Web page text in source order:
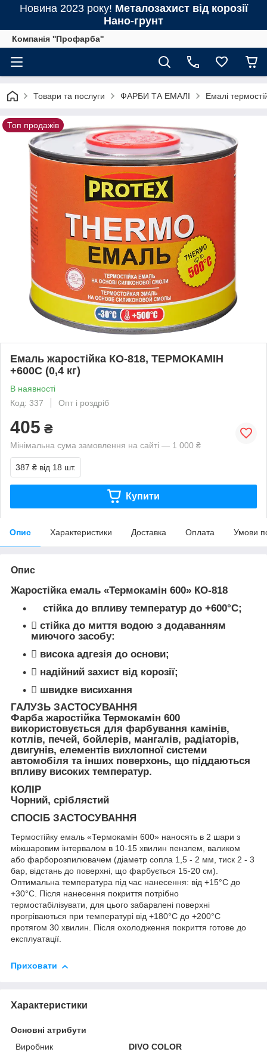
Новина 2023 року! Металозахист від корозії
Нано-грунт
Компанія ''Профарба''
Товари та послуги ФАРБИ ТА ЕМАЛІ Емалі
Топ продажів
Емаль жаростійка КО-818, ТЕРМОКАМІН
+600С (0,4 кг)
В наявності
Код: 337
Опт і роздріб
405 ₴
Мінімальна сума замовлення на сайті — 1 000 ₴
387 ₴ від 18 шт.
Купити
Опис Характеристики Доставка Оплата Умови
Опис
Жаростійка емаль «Термокамін 600» КО-818
стійка до впливу температур до +600°С;
 стійка до миття водою з додаванням
миючого засобу:
 висока адгезія до основи;
 надійний захист від корозії;
 швидке висихання
ГАЛУЗЬ ЗАСТОСУВАННЯ
Фарба жаростійка Термокамін 600
використовується для фарбування камінів,
котлів, печей, бойлерів, мангалів, радіаторів,
двигунів, елементів вихлопної системи
автомобіля та інших поверхонь, що піддаються
впливу високих температур.
КОЛІР
Чорний, сріблястий
СПОСІБ ЗАСТОСУВАННЯ
Термостійку емаль «Термокамін 600» наносять в 2 шари з
міжшаровим інтервалом в 10-15 хвилин пензлем, валиком
або фарборозпилювачем (діаметр сопла 1,5 - 2 мм, тиск 2 - 3
бар, відстань до поверхні, що фарбується 15-20 см).
Оптимальна температура під час нанесення: від +15°C до
+30°C. Після нанесення покриття потрібно
термостабілізувати, для цього забарвлені поверхні
прогріваються при температурі від +180°C до +200°C
протягом 30 хвилин. Після охолодження покриття готове до
експлуатації.
Приховати
Характеристики
Основні атрибути
Виробник
DIVO COLOR